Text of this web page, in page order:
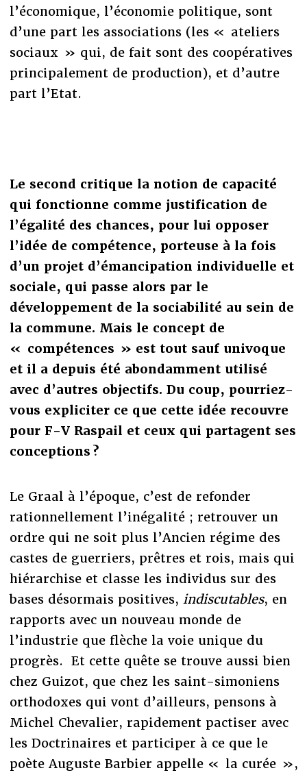
l’économique, l’économie politique, sont
d’une part les associations (les « ateliers
sociaux » qui, de fait sont des coopératives
principalement de production), et d’autre
part l’Etat.
Le second critique la notion de capacité
qui fonctionne comme justification de
l’égalité des chances, pour lui opposer
l’idée de compétence, porteuse à la fois
d’un projet d’émancipation individuelle et
sociale, qui passe alors par le
développement de la sociabilité au sein de
la commune. Mais le concept de
« compétences » est tout sauf univoque
et il a depuis été abondamment utilisé
avec d’autres objectifs. Du coup, pourriez-
vous expliciter ce que cette idée recouvre
pour F-V Raspail et ceux qui partagent ses
conceptions ?
Le Graal à l’époque, c’est de refonder
rationnellement l’inégalité ; retrouver un
ordre qui ne soit plus l’Ancien régime des
castes de guerriers, prêtres et rois, mais qui
hiérarchise et classe les individus sur des
bases désormais positives, indiscutables, en
rapports avec un nouveau monde de
l’industrie que flèche la voie unique du
progrès. Et cette quête se trouve aussi bien
chez Guizot, que chez les saint-simoniens
orthodoxes qui vont d’ailleurs, pensons à
Michel Chevalier, rapidement pactiser avec
les Doctrinaires et participer à ce que le
poète Auguste Barbier appelle « la curée »,